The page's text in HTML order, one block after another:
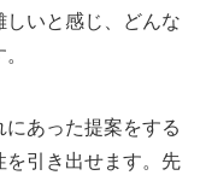
いと感じ、どんな
あった提案をする
を引き出せます。先